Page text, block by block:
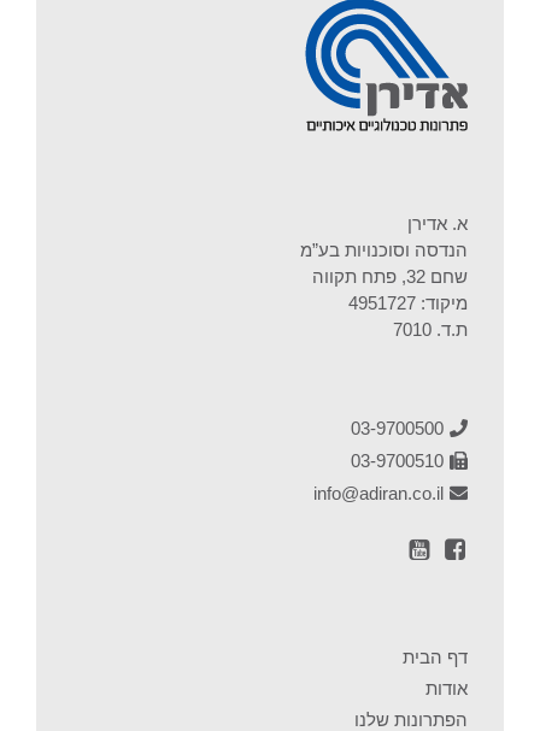
א. אדירן
הנדסה וסוכנויות בע”מ
שחם 32, פתח תקווה
מיקוד: 4951727
ת.ד. 7010
03-9700500
03-9700510
info@adiran.co.il
דף הבית
אודות
הפתרונות שלנו